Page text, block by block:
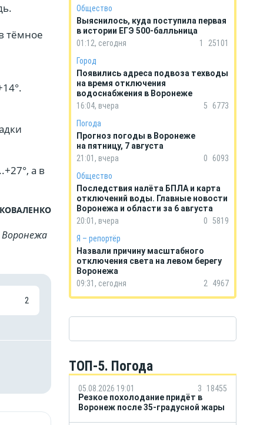
тёмное
а в
КОВАЛЕНКО
Воронежа
2
Общество
Выяснилось, куда поступила первая
в истории ЕГЭ 500-балльница
01:12, сегодня
1
25101
Город
Появились адреса подвоза техводы
на время отключения
водоснабжения в Воронеже
16:04, вчера
5
6773
Погода
Прогноз погоды в Воронеже
на пятницу, 7 августа
21:01, вчера
0
6093
Общество
Последствия налёта БПЛА и карта
отключений воды. Главные новости
Воронежа и области за 6 августа
20:01, вчера
0 5819
Я – репортёр
Назвали причину масштабного
отключения света на левом берегу
Воронежа
09:31, сегодня
2 4967
ТОП-5. Погода
05.08.2026 19:01 3
18455
Резкое похолодание придёт в
Воронеж после 35-градусной жары